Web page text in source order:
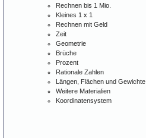
Rechnen bis 1 Mio.
Kleines 1 x 1
Rechnen mit Geld
Zeit
Geometrie
Brüche
Prozent
Rationale Zahlen
Längen, Flächen und Gewichte
Weitere Materialien
Koordinatensystem